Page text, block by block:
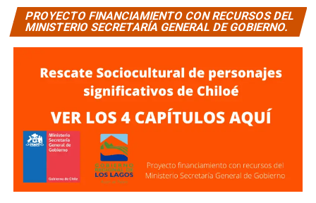
PROYECTO FINANCIAMIENTO CON RECURSOS DEL
MINISTERIO SECRETARÍA GENERAL DE GOBIERNO.